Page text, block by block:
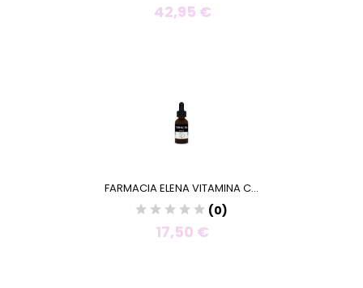
42,95 €
FARMACIA ELENA VITAMINA C...
(0)
17,50 €